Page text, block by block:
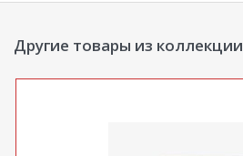
Другие товары из коллекции